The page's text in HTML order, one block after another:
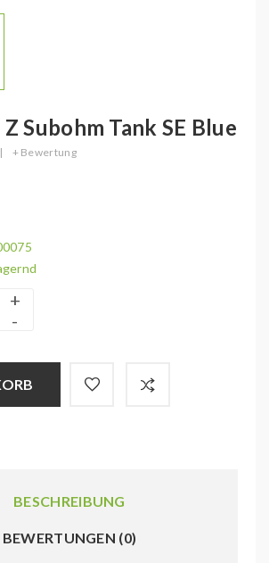
Subohm Tank SE Blue
| + Bewertung
BESCHREIBUNG
BEWERTUNGEN (0)